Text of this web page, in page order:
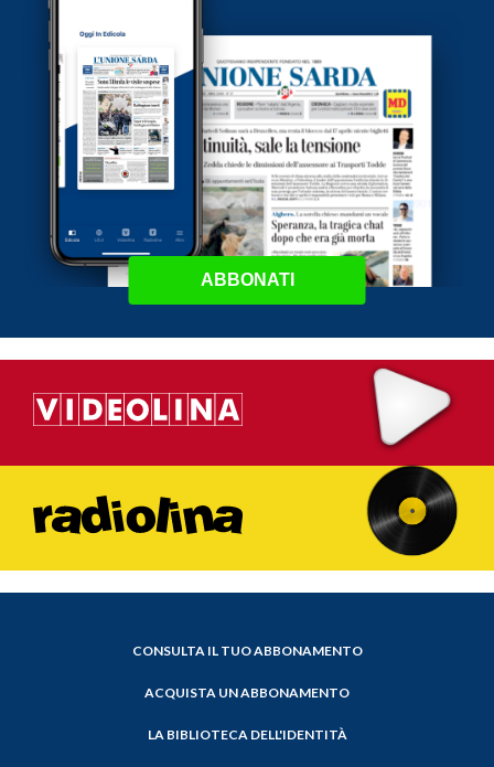
ABBONATI
CONSULTA IL TUO ABBONAMENTO
ACQUISTA UN ABBONAMENTO
LA BIBLIOTECA DELL'IDENTITÀ